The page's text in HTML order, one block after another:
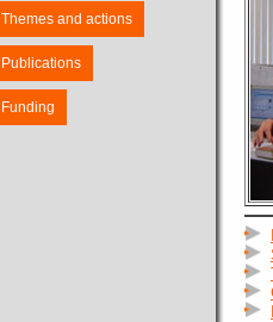
Themes and actions
Publications
Funding